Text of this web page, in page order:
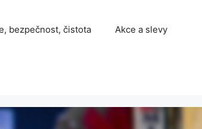
bezpečnost, čistota Akce a slevy